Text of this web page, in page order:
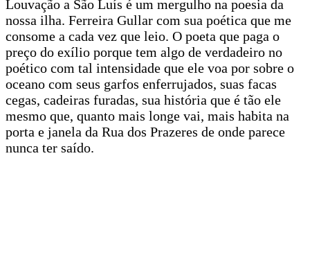
Louvação a São Luís é um mergulho na poesia da
nossa ilha. Ferreira Gullar com sua poética que me
consome a cada vez que leio. O poeta que paga o
preço do exílio porque tem algo de verdadeiro no
poético com tal intensidade que ele voa por sobre o
oceano com seus garfos enferrujados, suas facas
cegas, cadeiras furadas, sua história que é tão ele
mesmo que, quanto mais longe vai, mais habita na
porta e janela da Rua dos Prazeres de onde parece
nunca ter saído.